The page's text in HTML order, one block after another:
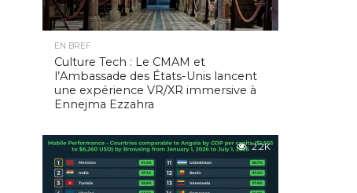
EN BREF
Culture Tech : Le CMAM et
l’Ambassade des États-Unis lancent
une expérience VR/XR immersive à
Ennejma Ezzahra
2.2K